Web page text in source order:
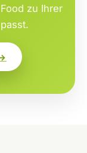
zu Ihrer